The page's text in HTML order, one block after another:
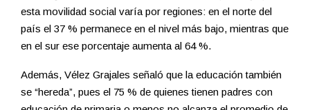
esta movilidad social varía por regiones: en el norte del
país el 37 % permanece en el nivel más bajo, mientras que
en el sur ese porcentaje aumenta al 64 %.
Además, Vélez Grajales señaló que la educación también
se “hereda”, pues el 75 % de quienes tienen padres con